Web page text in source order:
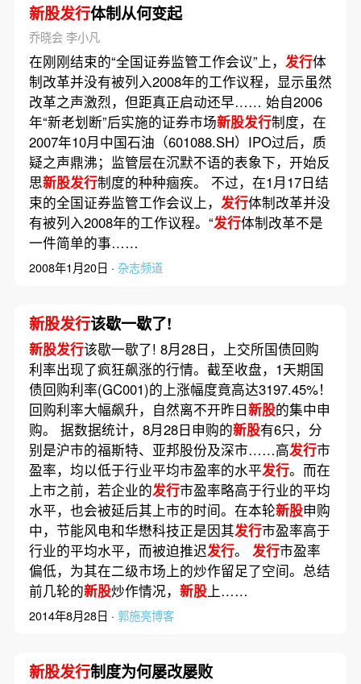
新股发行体制从何变起
乔晓会 李小凡
在刚刚结束的“全国证券监管工作会议”上， 发行体
制改革并没有被列入2008年的工作议程，显示虽然
改革之声激烈，但距真正启动还早…… 始自2006
年“新老划断”后实施的证券市场新股发行制度，在
2007年10月中国石油（601088.SH）IPO过后，质
疑之声鼎沸；监管层在沉默不语的表象下，开始反
思新股发行制度的种种痼疾。 不过，在1月17日结
束的全国证券监管工作会议上， 发行体制改革并没
有被列入2008年的工作议程。“发行体制改革不是
一件简单的事……
2008年1月20日 · 杂志频道
新股发行该歇一歇了!
新股发行该歇一歇了! 8月28日，上交所国债回购
利率出现了疯狂飙涨的行情。截至收盘，1天期国
债回购利率(GC001)的上涨幅度竟高达3197.45%！
回购利率大幅飙升，自然离不开昨日新股的集中申
购。 据数据统计，8月28日申购的新股有6只，分
别是沪市的福斯特、亚邦股份及深市……高发行市
盈率，均以低于行业平均市盈率的水平发行。而在
上市之前，若企业的发行市盈率略高于行业的平均
水平，也会被延后其上市的时间。在本轮新股申购
中，节能风电和华懋科技正是因其发行市盈率高于
行业的平均水平，而被迫推迟发行。 发行市盈率
偏低，为其在二级市场上的炒作留足了空间。总结
前几轮的新股炒作情况， 新股上……
2014年8月28日 · 郭施亮博客
新股发行制度为何屡改屡败